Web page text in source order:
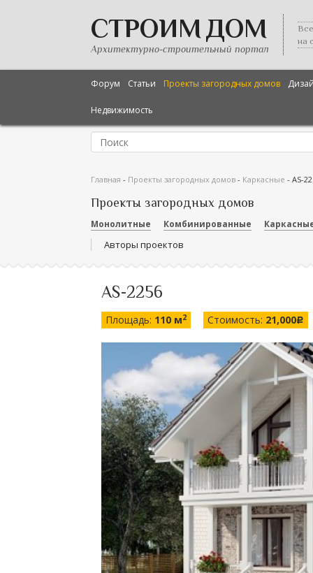
СТРОИМ ДОМ
Архитектурно-строительный портал
на
Форум Статьи Проекты загородных домов
Недвижимость
Главная - Проекты загородных домов - Каркасные - AS-
Проекты загородных домов
Монолитные Комбинированные
Авторы проектов
AS-2256
Площадь: 110 м2 Стоимость: 21,000c